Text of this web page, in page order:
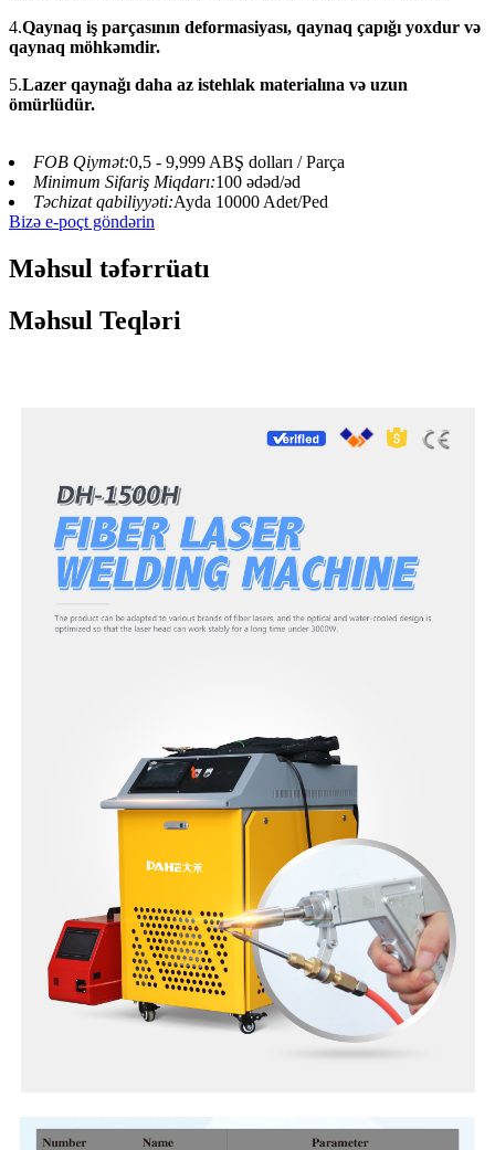
4.Qaynaq iş parçasının deformasiyası, qaynaq çapığı yoxdur və
qaynaq möhkəmdir.
5.Lazer qaynağı daha az istehlak materialına və uzun
ömürlüdür.
FOB Qiymət:0,5 - 9,999 ABŞ dolları / Parça
Minimum Sifariş Miqdarı:100 ədəd/əd
Təchizat qabiliyyəti:Ayda 10000 Adet/Ped
Bizə e-poçt göndərin
Məhsul təfərrüatı
Məhsul Teqləri